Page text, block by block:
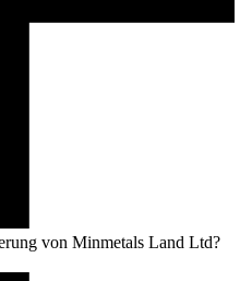
von Minmetals Land Ltd?